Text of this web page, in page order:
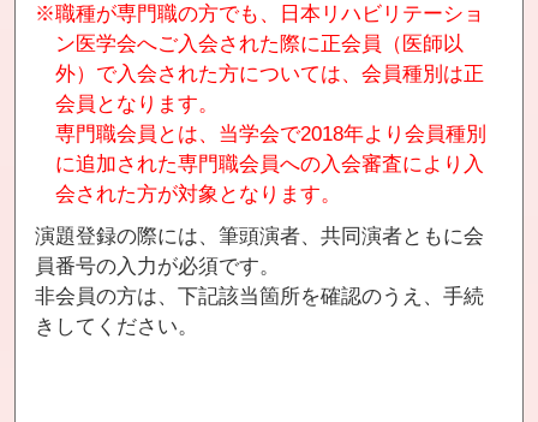
※職種が専門職の方でも、日本リハビリテーショ
ン医学会へご入会された際に正会員（医師以
外）で入会された方については、会員種別は正
会員となります。
専門職会員とは、当学会で2018年より会員種別
に追加された専門職会員への入会審査により入
会された方が対象となります。
演題登録の際には、筆頭演者、共同演者ともに会
員番号の入力が必須です。
非会員の方は、下記該当箇所を確認のうえ、手続
きしてください。